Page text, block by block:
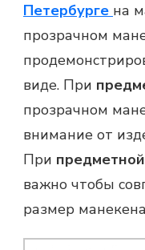
Петербурге на
прозрачном
виде. При
прозрачном
внимание от
При
важно чтобы
размер